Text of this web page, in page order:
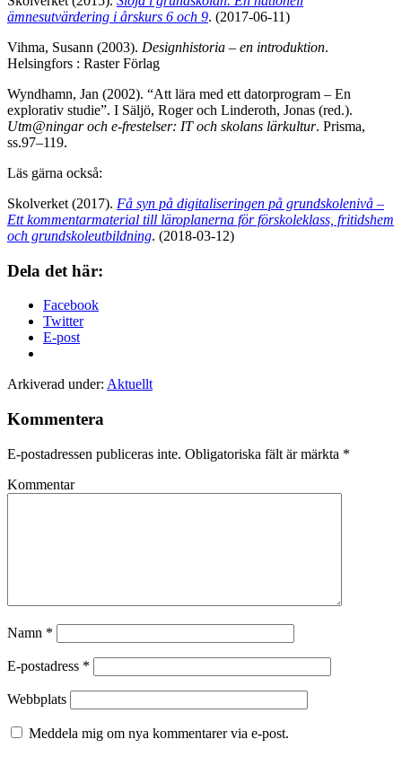
ämnesutvärdering i årskurs 6 och 9. (2017-06-11)
Vihma, Susann (2003). Designhistoria – en introduktion.
Helsingfors : Raster Förlag
Wyndhamn, Jan (2002). “Att lära med ett datorprogram – En
explorativ studie”. I Säljö, Roger och Linderoth, Jonas (red.).
Utm@ningar och e-frestelser: IT och skolans lärkultur. Prisma,
ss.97–119.
Läs gärna också:
Skolverket (2017). Få syn på digitaliseringen på grundskolenivå –
Ett kommentarmaterial till läroplanerna för förskoleklass, fritidshem
och grundskoleutbildning. (2018-03-12)
Dela det här:
Facebook
Twitter
E-post
Arkiverad under: Aktuellt
Kommentera
E-postadressen publiceras inte. Obligatoriska fält är märkta *
Kommentar
Namn *
E-postadress *
Webbplats
Meddela mig om nya kommentarer via e-post.